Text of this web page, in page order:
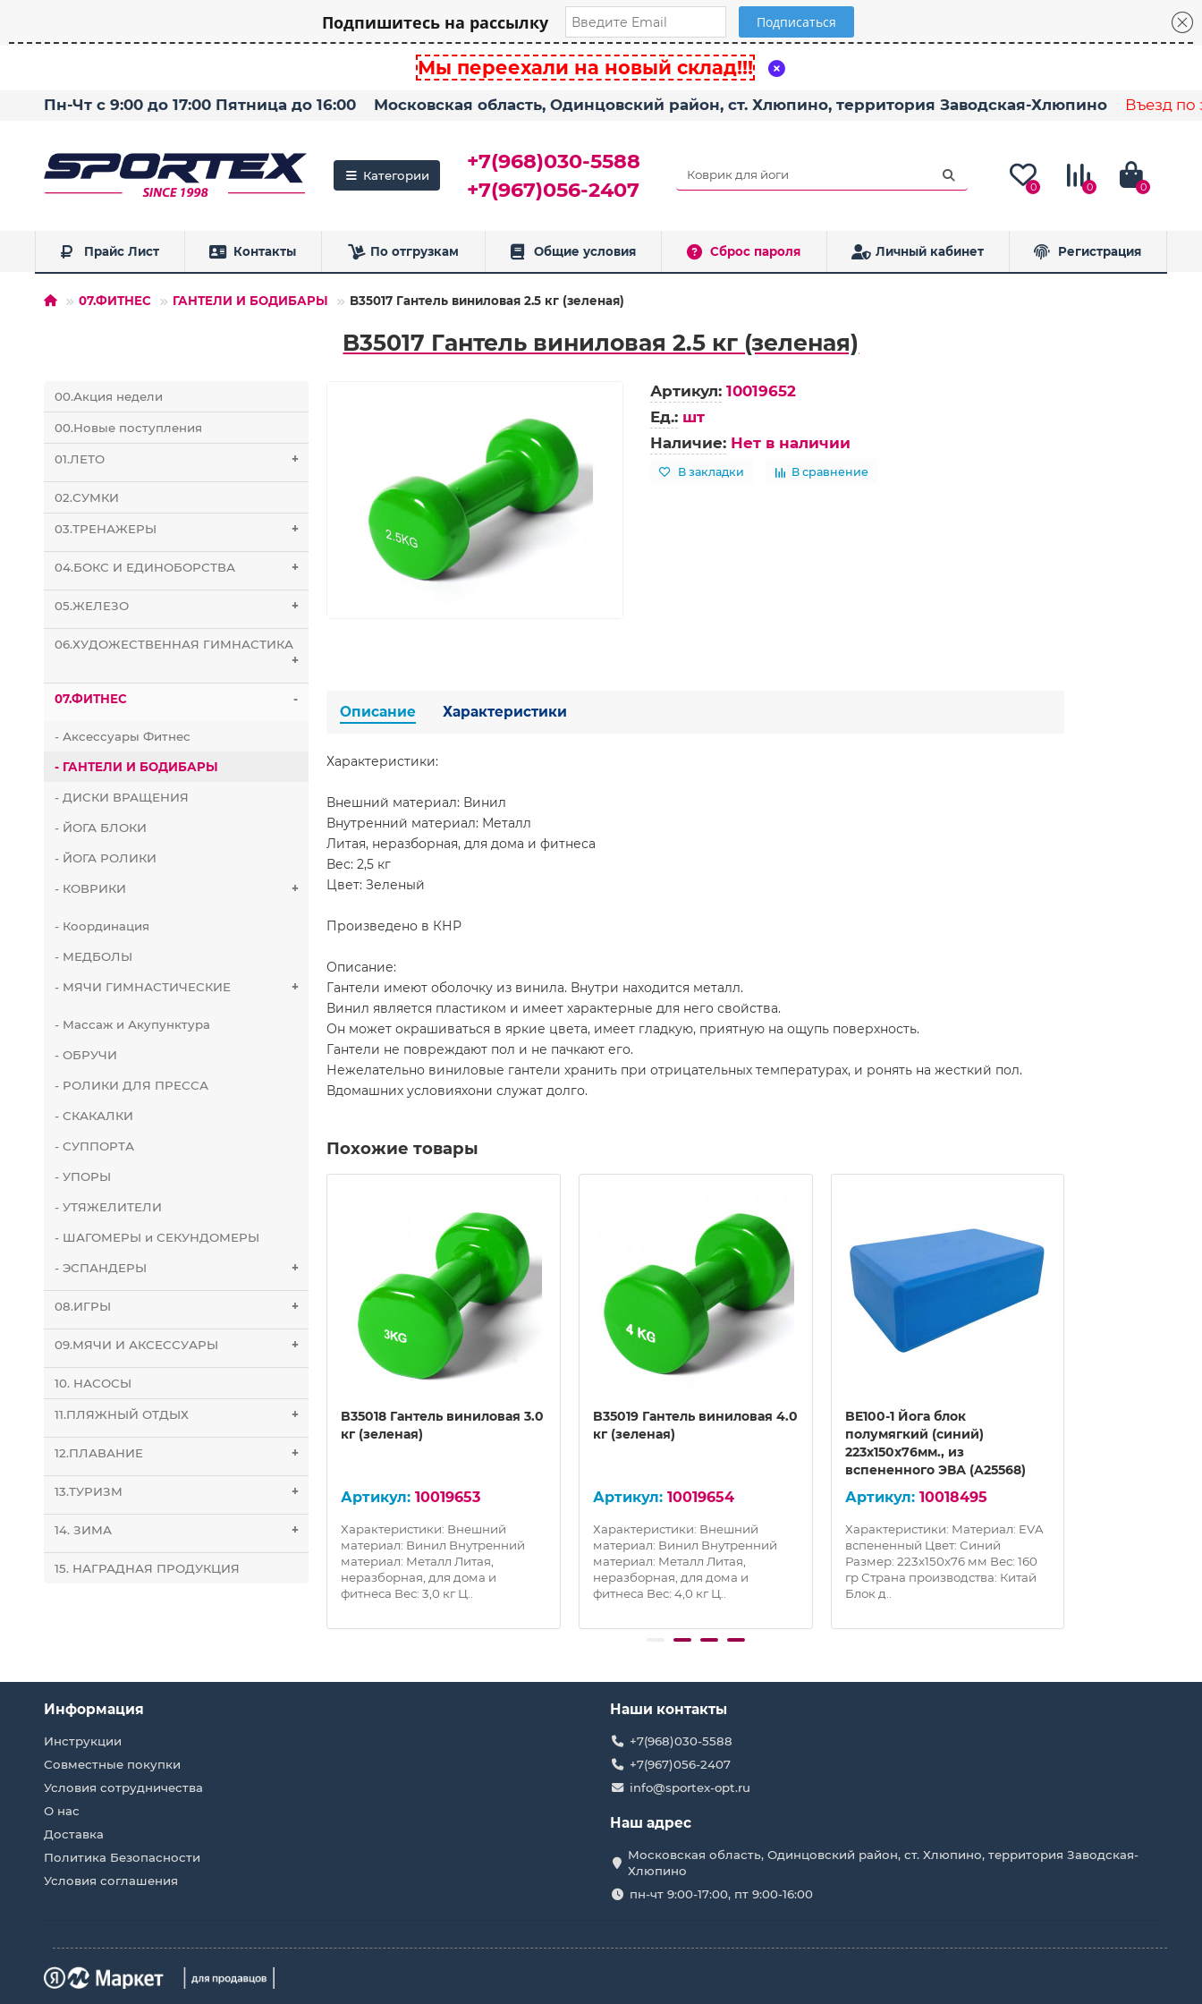
Подпишитесь на рассылку
Мы переехали на новый склад!!!
Пн-Чт с 9:00 до 17:00 Пятница до 16:00 Московская область, Одинцовский район, ст. Хлюпино, территория Заводская-Хлюпино Въезд по
Категории
+7(968)030-5588
+7(967)056-2407
0 0 0
Прайс Лист Контакты По отгрузкам Общие условия Сброс пароля Личный кабинет Регистрация
07.ФИТНЕС ГАНТЕЛИ И БОДИБАРЫ B35017 Гантель виниловая 2.5 кг (зеленая)
B35017 Гантель виниловая 2.5 кг (зеленая)
00.Акция недели
00.Новые поступления
01.ЛЕТО +
02.СУМКИ
03.ТРЕНАЖЕРЫ +
04.БОКС И ЕДИНОБОРСТВА +
05.ЖЕЛЕЗО +
06.ХУДОЖЕСТВЕННАЯ ГИМНАСТИКА
+
07.ФИТНЕС -
- Аксессуары Фитнес
- ГАНТЕЛИ И БОДИБАРЫ
- ДИСКИ ВРАЩЕНИЯ
- ЙОГА БЛОКИ
- ЙОГА РОЛИКИ
- КОВРИКИ +
- Координация
- МЕДБОЛЫ
- МЯЧИ ГИМНАСТИЧЕСКИЕ +
- Массаж и Акупунктура
- ОБРУЧИ
- РОЛИКИ ДЛЯ ПРЕССА
- СКАКАЛКИ
- СУППОРТА
- УПОРЫ
- УТЯЖЕЛИТЕЛИ
- ШАГОМЕРЫ и СЕКУНДОМЕРЫ
- ЭСПАНДЕРЫ +
08.ИГРЫ +
09.МЯЧИ И АКСЕССУАРЫ +
10. НАСОСЫ
11.ПЛЯЖНЫЙ ОТДЫХ +
12.ПЛАВАНИЕ +
13.ТУРИЗМ +
14. ЗИМА +
15. НАГРАДНАЯ ПРОДУКЦИЯ
Артикул: 10019652
Ед.: шт
Наличие: Нет в наличии
В закладки В сравнение
Описание Характеристики
Характеристики:
Внешний материал: Винил
Внутренний материал: Металл
Литая, неразборная, для дома и фитнеса
Вес: 2,5 кг
Цвет: Зеленый
Произведено в КНР
Описание:
Гантели имеют оболочку из винила. Внутри находится металл.
Винил является пластиком и имеет характерные для него свойства.
Он может окрашиваться в яркие цвета, имеет гладкую, приятную на ощупь поверхность.
Гантели не повреждают пол и не пачкают его.
Нежелательно виниловые гантели хранить при отрицательных температурах, и ронять на жесткий пол.
Вдомашних условияхони служат долго.
Похожие товары
BE300-2 Набор йога блоков
полумягких 2 штуки
(малиновые) 223х150х76мм.,
10021655
полумягких 2 штуки (малиновые)
223х150х76мм., из вспененного
B35018 Гантель виниловая 3.0
кг (зеленая)
10019653
Характеристики: Внешний
материал: Винил Внутренний
материал: Металл Литая,
неразборная, для дома и
фитнеса Вес: 3,0 кг Ц..
B35019 Гантель виниловая 4.0
кг (зеленая)
10019654
Характеристики: Внешний
материал: Винил Внутренний
материал: Металл Литая,
неразборная, для дома и
фитнеса Вес: 4,0 кг Ц..
BE100-1 Йога блок
полумягкий (синий)
223х150х76мм., из
вспененного ЭВА (A25568)
10018495
Характеристики: Материал: EVA
вспененный Цвет: Синий
Размер: 223х150x76 мм Вес: 160
гр Страна производства: Китай
Блок д..
Информация
Инструкции
Совместные покупки
Условия сотрудничества
О нас
Доставка
Политика Безопасности
Условия соглашения
Наши контакты
+7(968)030-5588
+7(967)056-2407
info@sportex-opt.ru
Наш адрес
Московская область, Одинцовский район, ст. Хлюпино, территория Заводская-
Хлюпино
пн-чт 9:00-17:00, пт 9:00-16:00